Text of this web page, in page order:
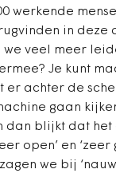
werkende
in
we veel meer
Je kunt
er achter de
gaan
dan blijkt dat
open’ en
we bij